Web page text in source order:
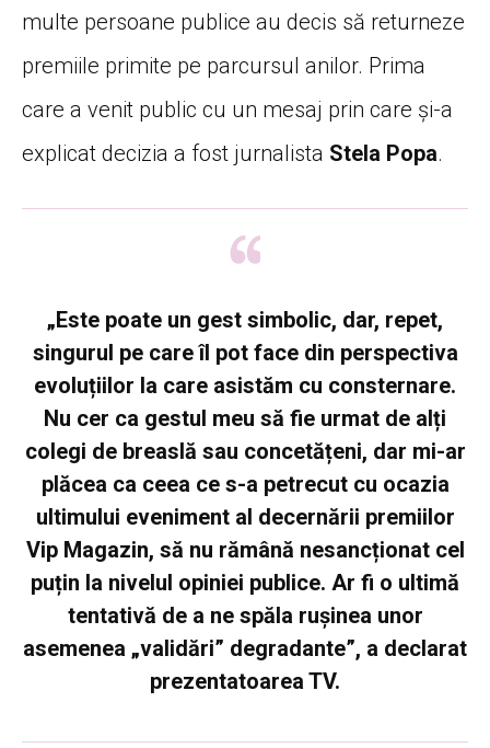
multe persoane publice au decis să returneze
premiile primite pe parcursul anilor. Prima
care a venit public cu un mesaj prin care și-a
explicat decizia a fost jurnalista Stela Popa.
„Este poate un gest simbolic, dar, repet,
singurul pe care îl pot face din perspectiva
evoluțiilor la care asistăm cu consternare.
Nu cer ca gestul meu să fie urmat de alți
colegi de breaslă sau concetățeni, dar mi-ar
plăcea ca ceea ce s-a petrecut cu ocazia
ultimului eveniment al decernării premiilor
Vip Magazin, să nu rămână nesancționat cel
puțin la nivelul opiniei publice. Ar fi o ultimă
tentativă de a ne spăla rușinea unor
asemenea „validări” degradante”, a declarat
prezentatoarea TV.